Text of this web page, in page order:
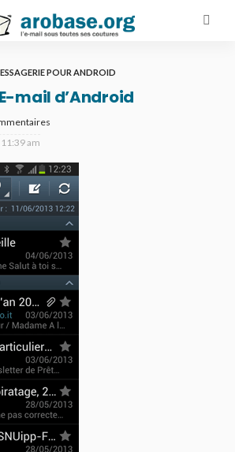
POUR ANDROID
mail d’Android
11:39 am